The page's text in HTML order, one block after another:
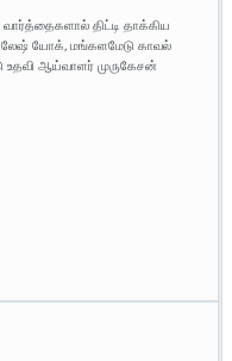
திட்டி தாக்கிய
யோக், மங்களமேடு காவல்
உதவி ஆய்வாளர் முருகேசன்